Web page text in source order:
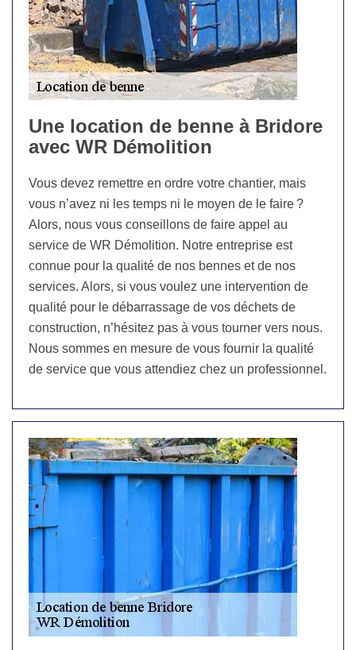
Une location de benne à Bridore
avec WR Démolition
Vous devez remettre en ordre votre chantier, mais
vous n’avez ni les temps ni le moyen de le faire ?
Alors, nous vous conseillons de faire appel au
service de WR Démolition. Notre entreprise est
connue pour la qualité de nos bennes et de nos
services. Alors, si vous voulez une intervention de
qualité pour le débarrassage de vos déchets de
construction, n’hésitez pas à vous tourner vers nous.
Nous sommes en mesure de vous fournir la qualité
de service que vous attendiez chez un professionnel.